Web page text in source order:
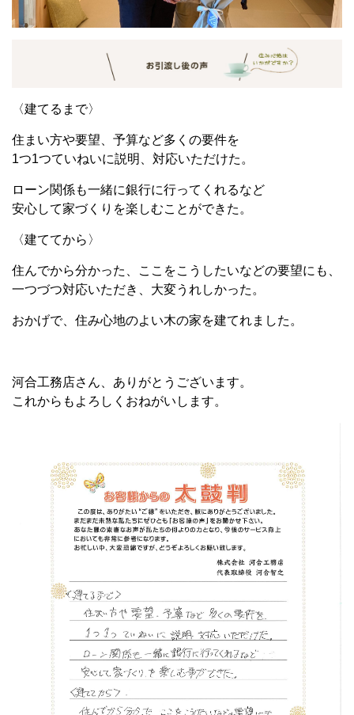
〈建てるまで〉
住まい方や要望、予算など多くの要件を
1つ1つていねいに説明、対応いただけた。
ローン関係も一緒に銀行に行ってくれるなど
安心して家づくりを楽しむことができた。
〈建ててから〉
住んでから分かった、ここをこうしたいなどの要望にも、
一つづつ対応いただき、大変うれしかった。
おかげで、住み心地のよい木の家を建てれました。
河合工務店さん、ありがとうございます。
これからもよろしくおねがいします。